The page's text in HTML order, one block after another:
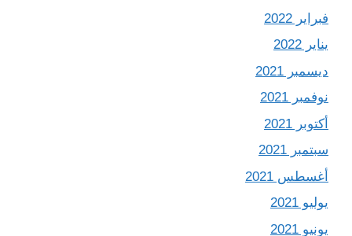
فبراير 2022
يناير 2022
ديسمبر 2021
نوفمبر 2021
أكتوبر 2021
سبتمبر 2021
أغسطس 2021
يوليو 2021
يونيو 2021